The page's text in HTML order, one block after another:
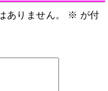
ありません。 ※ が付